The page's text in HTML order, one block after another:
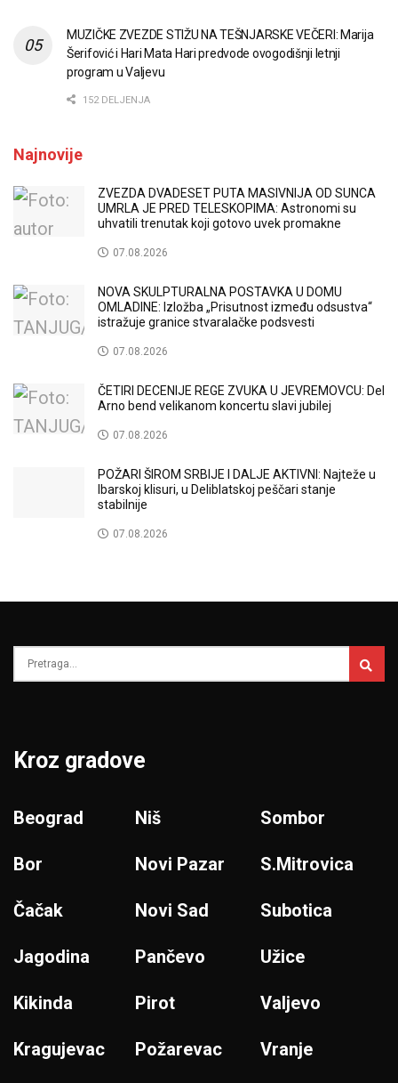
MUZIČKE ZVEZDE STIŽU NA TEŠNJARSKE VEČERI: Marija
Šerifović i Hari Mata Hari predvode ovogodišnji letnji
program u Valjevu
152 DELJENJA
Najnovije
ZVEZDA DVADESET PUTA MASIVNIJA OD SUNCA
UMRLA JE PRED TELESKOPIMA: Astronomi su
uhvatili trenutak koji gotovo uvek promakne
07.08.2026
NOVA SKULPTURALNA POSTAVKA U DOMU
OMLADINE: Izložba „Prisutnost između odsustva“
istražuje granice stvaralačke podsvesti
07.08.2026
ČETIRI DECENIJE REGE ZVUKA U JEVREMOVCU: Del
Arno bend velikanom koncertu slavi jubilej
07.08.2026
POŽARI ŠIROM SRBIJE I DALJE AKTIVNI: Najteže u
Ibarskoj klisuri, u Deliblatskoj peščari stanje
stabilnije
07.08.2026
Kroz gradove
Beograd
Bor
Čačak
Jagodina
Kikinda
Kragujevac
Niš
Novi Pazar
Novi Sad
Pančevo
Pirot
Požarevac
Sombor
S.Mitrovica
Subotica
Užice
Valjevo
Vranje